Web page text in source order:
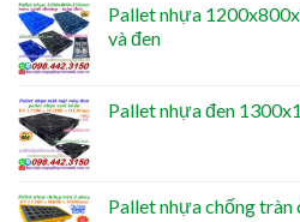
Pallet nhựa
và đen
Pallet nhựa đen
Pallet nhựa chống tràn